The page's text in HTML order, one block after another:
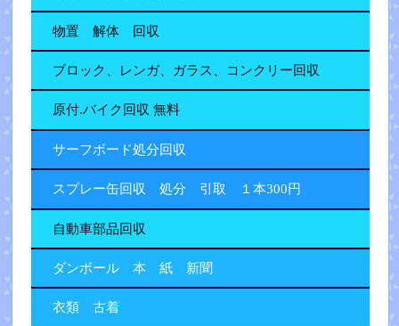
物置 解体 回収
ブロック、レンガ、ガラス、コンクリー回収
原付.バイク回収 無料
サーフボード処分回収
スプレー缶回収 処分 引取 １本300円
自動車部品回収
ダンボール 本 紙 新聞
衣類 古着